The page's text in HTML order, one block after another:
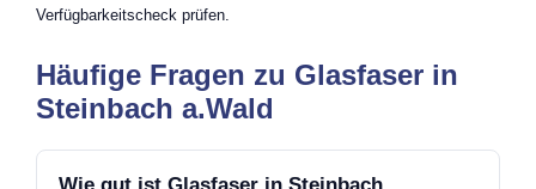
Verfügbarkeitscheck prüfen.
Häufige Fragen zu Glasfaser in
Steinbach a.Wald